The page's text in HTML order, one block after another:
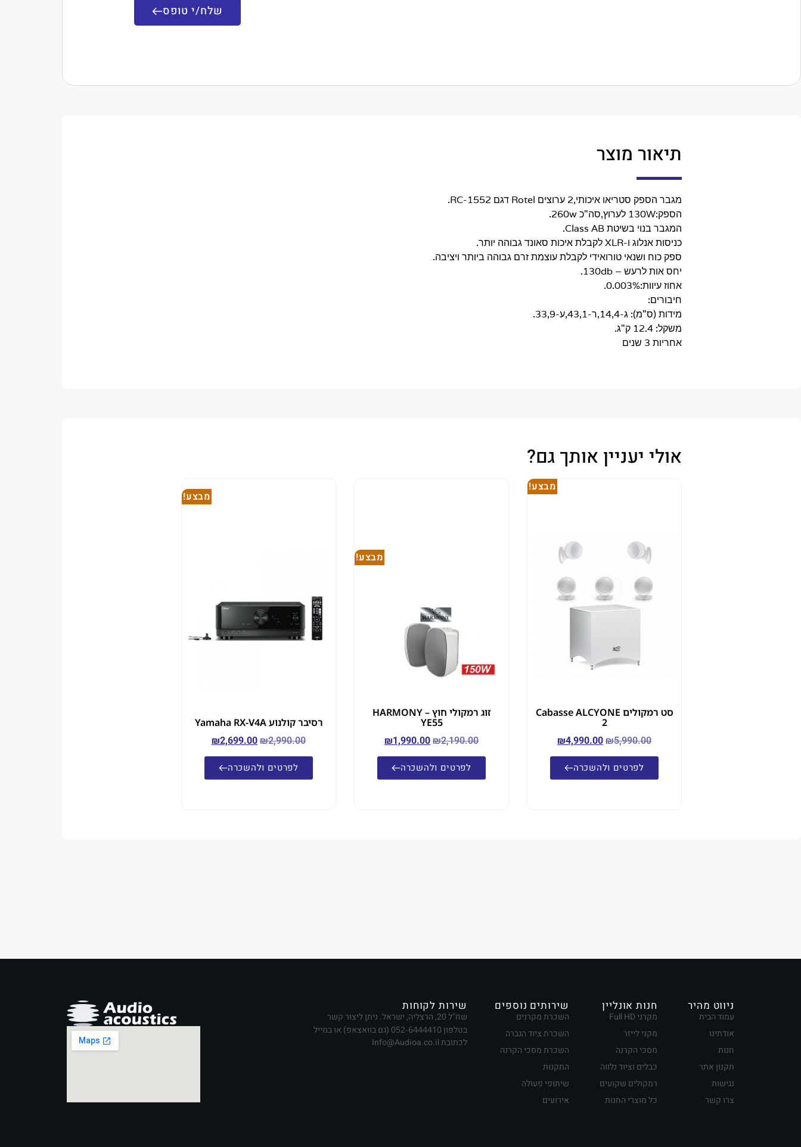
שלח/י טופס
תיאור מוצר
מגבר הספק סטריאו איכותי,2 ערוצים Rotel דגם RC-1552.
הספק:130W לערוץ,סה"כ 260w.
המגבר בנוי בשיטת Class AB.
כניסות אנלוג ו-XLR לקבלת איכות סאונד גבוהה יותר.
ספק כוח ושנאי טורואידי לקבלת עוצמת זרם גבוהה ביותר ויציבה.
יחס אות לרעש – 130db.
אחוז עיוות:0.003%.
חיבורים:
מידות (ס"מ): ג-14,4,ר-43,1,ע-33,9.
משקל: 12.4 ק"ג.
אחריות 3 שנים
אולי יעניין אותך גם?
מבצע!
סט רמקולים Cabasse ALCYONE
2
₪5,990.00
₪4,990.00
לפרטים ולהשכרה
מבצע!
זוג רמקולי חוץ – HARMONY
YE55
₪2,190.00
₪1,990.00
לפרטים ולהשכרה
מבצע!
רסיבר קולנוע Yamaha RX-V4A
₪2,990.00
₪2,699.00
לפרטים ולהשכרה
ניווט מהיר
עמוד הבית
אודתינו
חנות
תקנון אתר
נגישות
צרו קשר
חנות אונליין
מקרני Full HD
מקני לייזר
מסכי הקרנה
כבלים וציוד נלווה
רמקולים שקועים
כל מוצרי החנות
שירותים נוספים
השכרת מקרנים
השכרת ציוד הגברה
השכרת מסכי הקרנה
התקנות
שיתופי פעולה
אירועים
שירות לקוחות
שח"ל 20, הרצליה, ישראל. ניתן ליצור קשר
בטלפון 052-6444410 (גם בוואצאפ) או במייל
לכתובת Info@Audioa.co.il